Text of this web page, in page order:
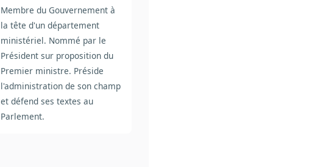
Membre du Gouvernement à
la tête d'un département
ministériel. Nommé par le
Président sur proposition du
Premier ministre. Préside
l'administration de son champ
et défend ses textes au
Parlement.